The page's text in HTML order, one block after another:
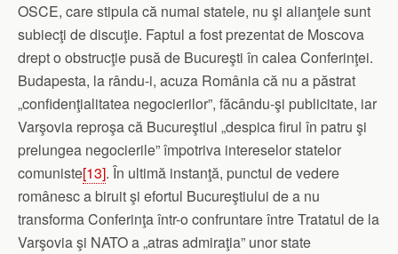
OSCE, care stipula că numai statele, nu şi alianţele sunt
subiecţi de discuţie. Faptul a fost prezentat de Moscova
drept o obstrucţie pusă de Bucureşti în calea Conferinţei.
Budapesta, la rându-i, acuza România că nu a păstrat
„confidenţialitatea negocierilor”, făcându-şi publicitate, iar
Varşovia reproşa că Bucureştiul „despica firul în patru şi
prelungea negocierile” împotriva intereselor statelor
comuniste[13]. În ultimă instanţă, punctul de vedere
românesc a biruit şi efortul Bucureştiului de a nu
transforma Conferinţa într-o confruntare între Tratatul de la
Varşovia şi NATO a „atras admiraţia” unor state